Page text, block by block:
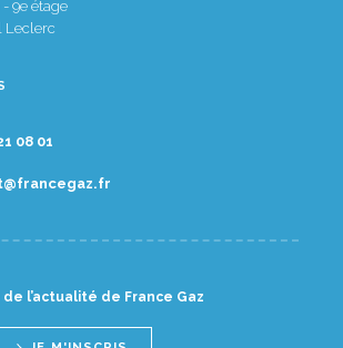
9e étage
Leclerc
33+
l’actualité de France Gaz